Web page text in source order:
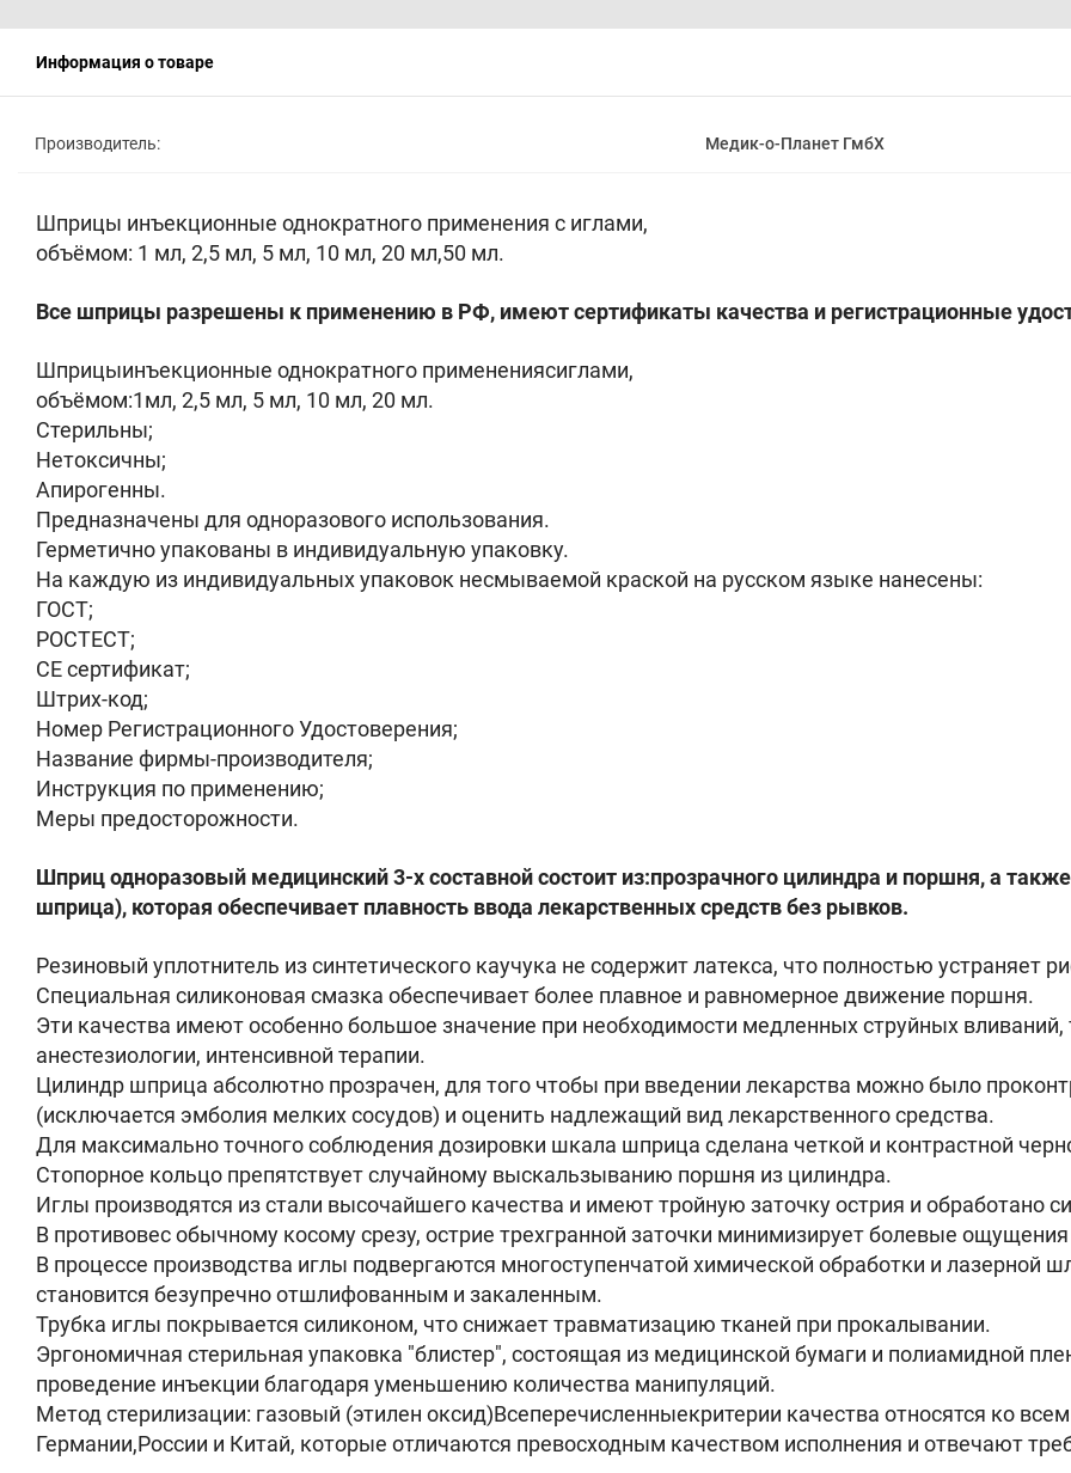
Информация о товаре
Производитель: Медик-о-Планет ГмбХ
Шприцы инъекционные однократного применения с иглами,
объёмом: 1 мл, 2,5 мл, 5 мл, 10 мл, 20 мл,50 мл.
Все шприцы разрешены к применению в РФ, имеют сертификаты качества и регистрационные
Шприцыинъекционные однократного применениясиглами,
объёмом:1мл, 2,5 мл, 5 мл, 10 мл, 20 мл.
Стерильны;
Нетоксичны;
Апирогенны.
Предназначены для одноразового использования.
Герметично упакованы в индивидуальную упаковку.
На каждую из индивидуальных упаковок несмываемой краской на русском языке нанесены:
ГОСТ;
РОСТЕСТ;
СЕ сертификат;
Штрих-код;
Номер Регистрационного Удостоверения;
Название фирмы-производителя;
Инструкция по применению;
Меры предосторожности.
Шприц одноразовый медицинский 3-х составной состоит из:прозрачного цилиндра и поршня, а
шприца), которая обеспечивает плавность ввода лекарственных средств без рывков.
Резиновый уплотнитель из синтетического каучука не содержит латекса, что полностью устраняет
Специальная силиконовая смазка обеспечивает более плавное и равномерное движение поршня.
Эти качества имеют особенно большое значение при необходимости медленных струйных вливаний,
анестезиологии, интенсивной терапии.
Цилиндр шприца абсолютно прозрачен, для того чтобы при введении лекарства можно было
(исключается эмболия мелких сосудов) и оценить надлежащий вид лекарственного средства.
Для максимально точного соблюдения дозировки шкала шприца сделана четкой и контрастной
Стопорное кольцо препятствует случайному выскальзыванию поршня из цилиндра.
Иглы производятся из стали высочайшего качества и имеют тройную заточку острия и обработано
В противовес обычному косому срезу, острие трехгранной заточки минимизирует болевые
В процессе производства иглы подвергаются многоступенчатой химической обработки и лазерной
становится безупречно отшлифованным и закаленным.
Трубка иглы покрывается силиконом, что снижает травматизацию тканей при прокалывании.
Эргономичная стерильная упаковка "блистер", состоящая из медицинской бумаги и полиамидной
проведение инъекции благодаря уменьшению количества манипуляций.
Метод стерилизации: газовый (этилен оксид)Всеперечисленныекритерии качества относятся ко
Германии,России и Китай, которые отличаются превосходным качеством исполнения и отвечают